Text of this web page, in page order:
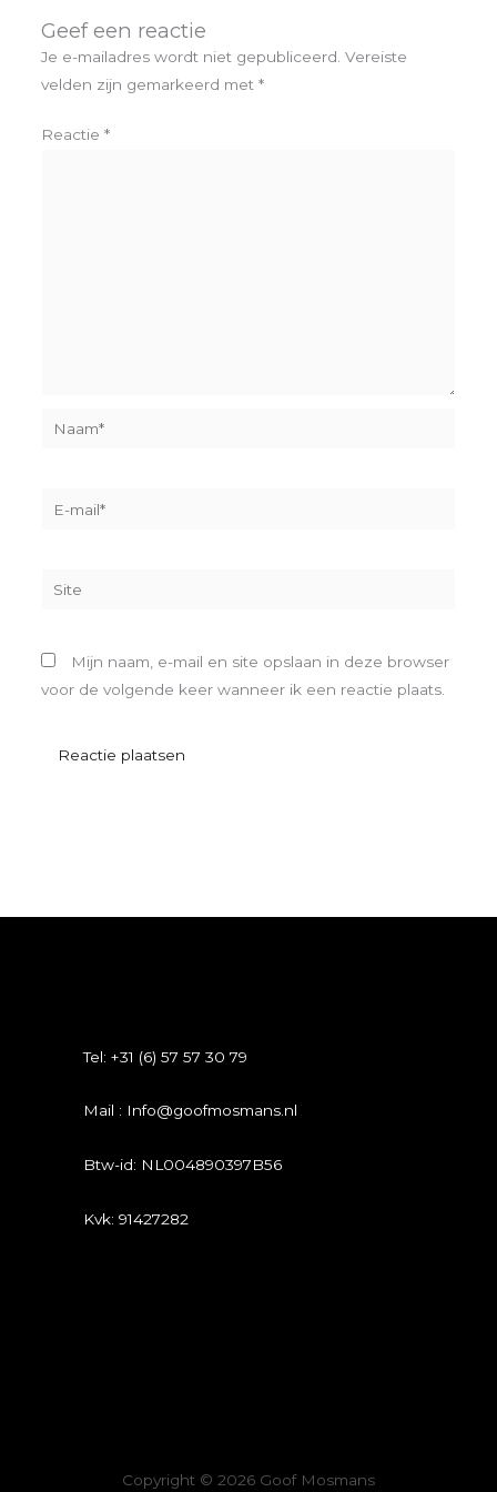
Geef een reactie
Je e-mailadres wordt niet gepubliceerd. Vereiste
velden zijn gemarkeerd met *
Reactie *
Site
Mijn naam, e-mail en site opslaan in deze browser
voor de volgende keer wanneer ik een reactie plaats.
Tel: +31 (6) 57 57 30 79
Mail : Info@goofmosmans.nl
Btw-id: NL004890397B56
Kvk: 91427282
Copyright © 2026 Goof Mosmans